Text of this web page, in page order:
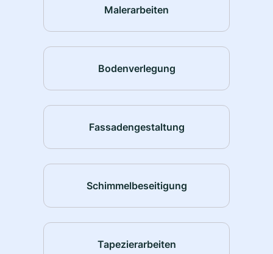
Malerarbeiten
Bodenverlegung
Fassadengestaltung
Schimmelbeseitigung
Tapezierarbeiten